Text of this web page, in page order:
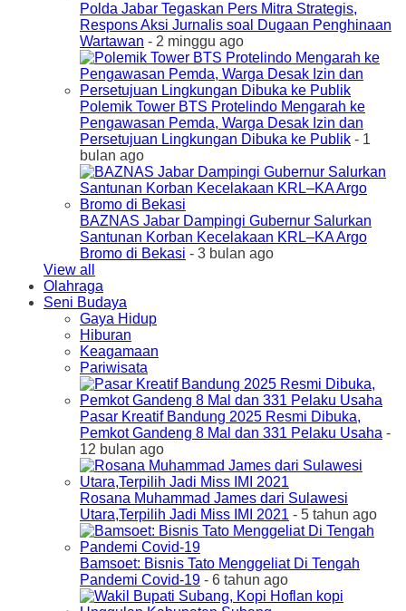
Polda Jabar Tegaskan Pers Mitra Strategis,
Respons Aksi Jurnalis soal Dugaan Penghinaan
Wartawan - 2 minggu ago
Polemik Tower BTS Protelindo Mengarah ke
Pengawasan Pemda, Warga Desak Izin dan
Persetujuan Lingkungan Dibuka ke Publik - 1
bulan ago
BAZNAS Jabar Dampingi Gubernur Salurkan
Santunan Korban Kecelakaan KRL–KA Argo
Bromo di Bekasi - 3 bulan ago
View all
Olahraga
Seni Budaya
Gaya Hidup
Hiburan
Keagamaan
Pariwisata
Pasar Kreatif Bandung 2025 Resmi Dibuka,
Pemkot Gandeng 8 Mal dan 331 Pelaku Usaha -
12 bulan ago
Rosana Muhammad James dari Sulawesi
Utara,Terpilih Jadi Miss IMI 2021 - 5 tahun ago
Bamsoet: Bisnis Tato Menggeliat Di Tengah
Pandemi Covid-19 - 6 tahun ago